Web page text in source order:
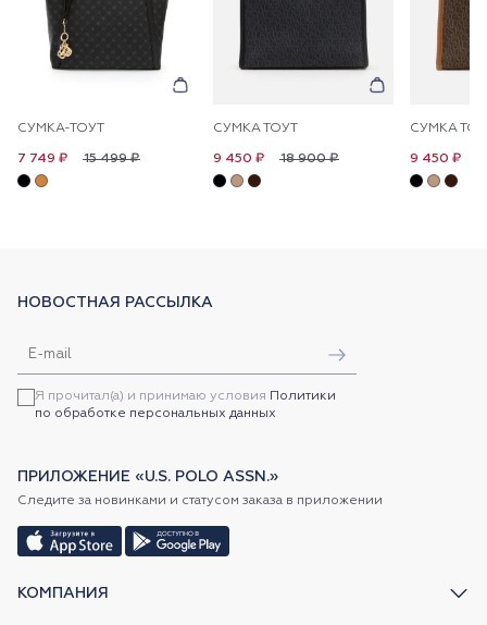
СУМКА-ТОУТ
15 499 ₽
7 749 ₽
СУМКА ТОУТ
18 900 ₽
9 450 ₽
СУМКА
9 450 ₽
КОМПАНИЯ
НОВОСТНАЯ РАССЫЛКА
Я прочитал(а) и принимаю условия Политики
по обработке персональных данных
ПРИЛОЖЕНИЕ «U.S. POLO ASSN.»
Следите за новинками и статусом заказа в приложении